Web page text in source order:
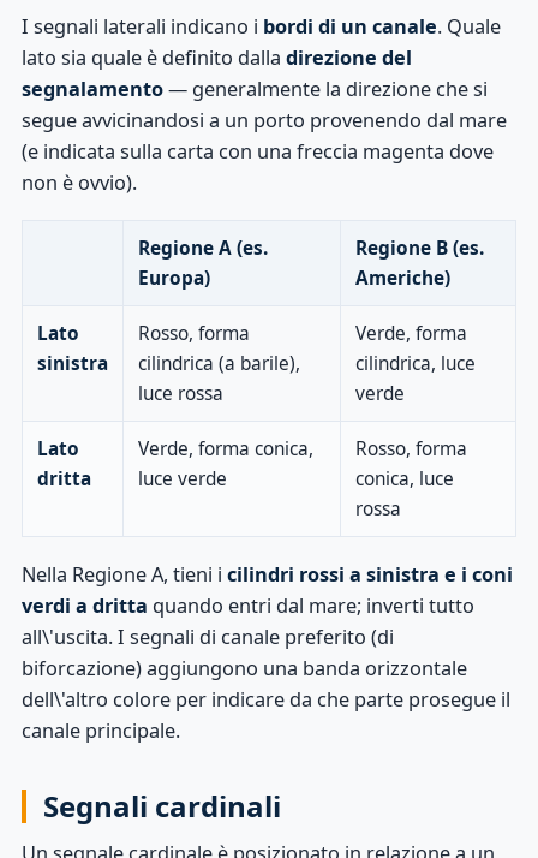
I segnali laterali indicano i bordi di un canale. Quale
lato sia quale è definito dalla direzione del
segnalamento— generalmente la direzione che si
segue avvicinandosi a un porto provenendo dal mare
(e indicata sulla carta con una freccia magenta dove
non è ovvio).
Regione A (es.
Europa)
Regione B (es.
Americhe)
Lato
sinistra
Rosso, forma
cilindrica (a barile),
luce rossa
Verde, forma
cilindrica, luce
verde
Lato
dritta
Verde, forma conica,
luce verde
Rosso, forma
conica, luce
rossa
Nella Regione A, tieni i cilindri rossi a sinistra e i coni
verdi a dritta quando entri dal mare; inverti tutto
all\'uscita. I segnali di canale preferito (di
biforcazione) aggiungono una banda orizzontale
dell\'altro colore per indicare da che parte prosegue il
canale principale.
Segnali cardinali